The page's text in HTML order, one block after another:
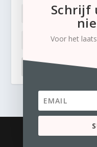
Ik ben mijn
Schrijf
Voor het